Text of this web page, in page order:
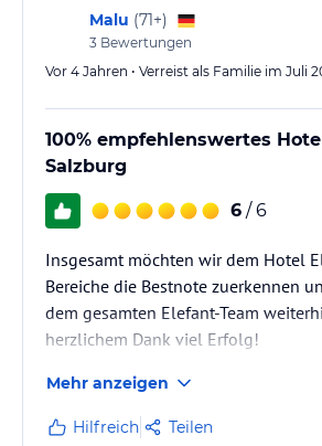
Malu (71+)
3 Bewertungen
Vor 4 Jahren • Verreist als Familie im Juli
100% empfehlenswertes
Salzburg
6 / 6
Insgesamt möchten wir dem Hotel
Bereiche die Bestnote zuerkennen
dem gesamten Elefant-Team
herzlichem Dank viel Erfolg!
Mehr anzeigen
Hilfreich Teilen